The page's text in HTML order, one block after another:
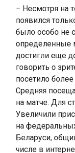
– Несмотря на
появился
было особо не
определенные
достигли еще
говорить о
посетило
Средняя
на матче. Для
Увеличили
на
Беларуси,
числе в